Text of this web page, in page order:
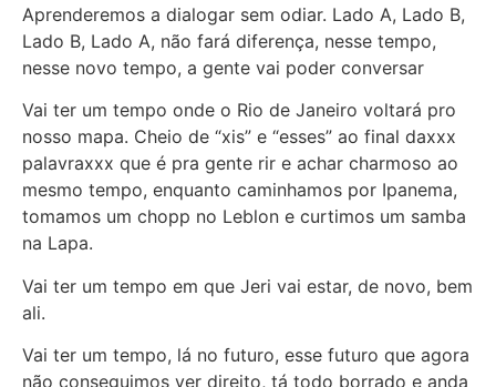
Aprenderemos a dialogar sem odiar. Lado A, Lado B,
Lado B, Lado A, não fará diferença, nesse tempo,
nesse novo tempo, a gente vai poder conversar
Vai ter um tempo onde o Rio de Janeiro voltará pro
nosso mapa. Cheio de “xis” e “esses” ao final daxxx
palavraxxx que é pra gente rir e achar charmoso ao
mesmo tempo, enquanto caminhamos por Ipanema,
tomamos um chopp no Leblon e curtimos um samba
na Lapa.
Vai ter um tempo em que Jeri vai estar, de novo, bem
ali.
Vai ter um tempo, lá no futuro, esse futuro que agora
não conseguimos ver direito, tá todo borrado e anda